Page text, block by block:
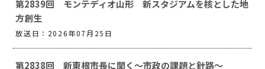
第2839回 モンテディオ山形 新スタジアムを核とした地
方創生
放送日：2026年07月25日
第2838回 新東根市長に聞く～市政の課題と針路～